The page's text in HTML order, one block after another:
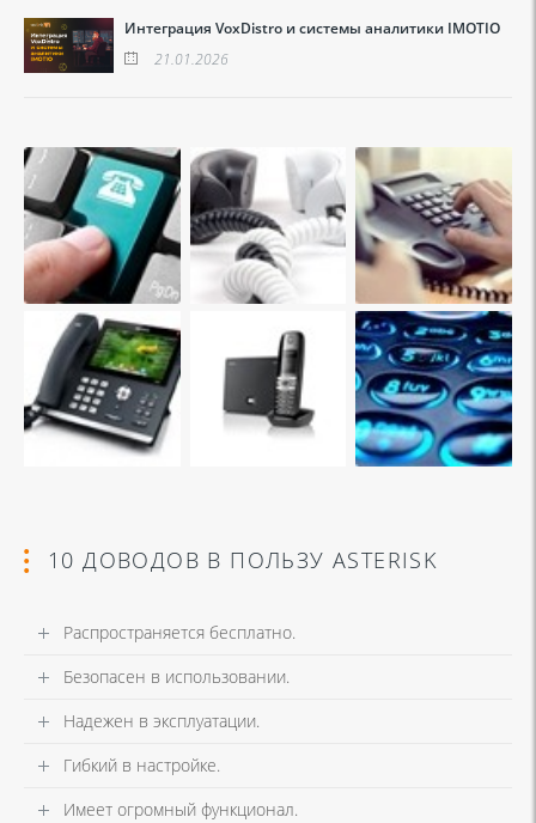
Интеграция VoxDistro и системы аналитики IMOTIO
21.01.2026
10 ДОВОДОВ В ПОЛЬЗУ ASTERISK
Распространяется бесплатно.
Безопасен в использовании.
Надежен в эксплуатации.
Гибкий в настройке.
Имеет огромный функционал.